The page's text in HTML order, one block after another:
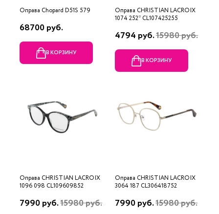
Оправа Chopard D51S 579
68700 руб.
В КОРЗИНУ
Оправа CHRISTIAN LACROIX
1074 252* CL107425255
4794 руб.15980 руб.
В КОРЗИНУ
Оправа CHRISTIAN LACROIX
1096 098 CL109609852
7990 руб.15980 руб.
Оправа CHRISTIAN LACROIX
3064 187 CL306418752
7990 руб.15980 руб.